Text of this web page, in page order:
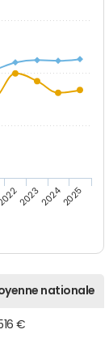
202320242025
nationale
€